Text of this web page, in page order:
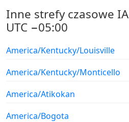
Inne strefy czasowe
UTC −05:00
America/Kentucky/Louisville
America/Kentucky/Monticello
America/Atikokan
America/Bogota